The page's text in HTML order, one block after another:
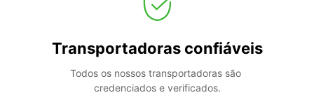
Transportadoras confiáveis
Todos os nossos transportadoras são
credenciados e verificados.